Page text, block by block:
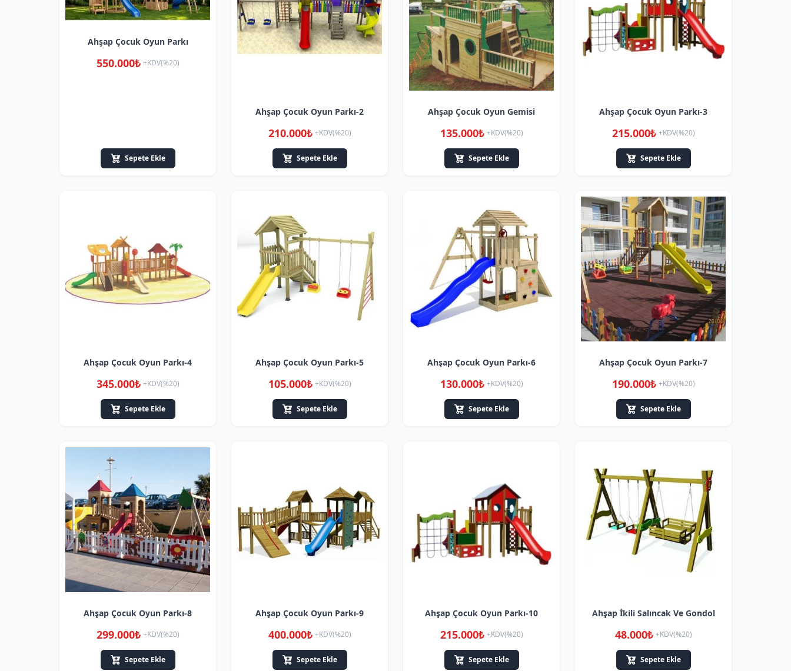
Ahşap Çocuk Oyun Parkı
550.000₺ +KDV(%20)
Sepete Ekle
Ahşap Çocuk Oyun Parkı-2
210.000₺ +KDV(%20)
Sepete Ekle
Ahşap Çocuk Oyun Gemisi
135.000₺ +KDV(%20)
Sepete Ekle
Ahşap Çocuk Oyun Parkı-3
215.000₺ +KDV(%20)
Sepete Ekle
Ahşap Çocuk Oyun Parkı-4
345.000₺ +KDV(%20)
Sepete Ekle
Ahşap Çocuk Oyun Parkı-5
105.000₺ +KDV(%20)
Sepete Ekle
Ahşap Çocuk Oyun Parkı-6
130.000₺ +KDV(%20)
Sepete Ekle
Ahşap Çocuk Oyun Parkı-7
190.000₺ +KDV(%20)
Sepete Ekle
Ahşap Çocuk Oyun Parkı-8
299.000₺ +KDV(%20)
Sepete Ekle
Ahşap Çocuk Oyun Parkı-9
400.000₺ +KDV(%20)
Sepete Ekle
Ahşap Çocuk Oyun Parkı-10
215.000₺ +KDV(%20)
Sepete Ekle
Ahşap İkili Salıncak Ve Gondol
48.000₺ +KDV(%20)
Sepete Ekle